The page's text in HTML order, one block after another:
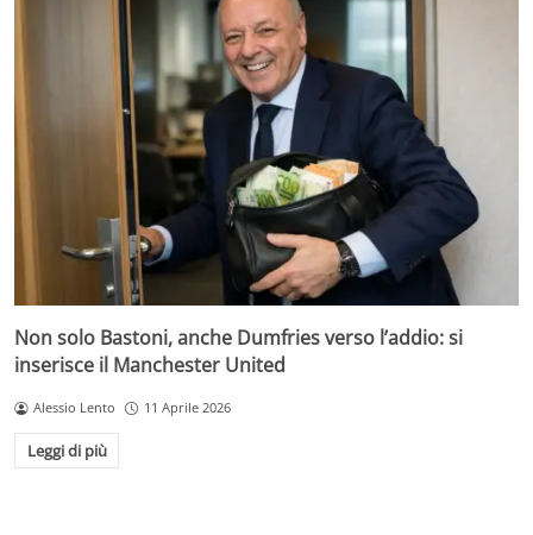
Non solo Bastoni, anche Dumfries verso l’addio: si
inserisce il Manchester United
Alessio Lento 11 Aprile 2026
Leggi di più